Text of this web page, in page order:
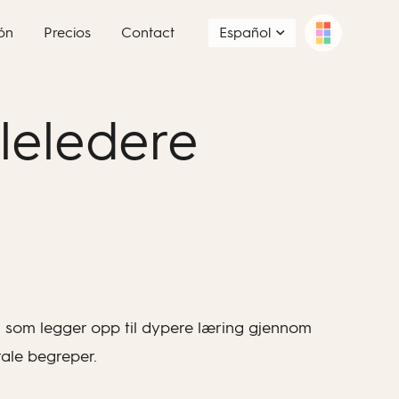
Precios Contact Español
som legger opp til dypere læring gjennom
begreper.